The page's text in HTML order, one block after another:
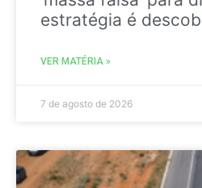
estratégia é
VER MATÉRIA »
7 de agosto de 2026